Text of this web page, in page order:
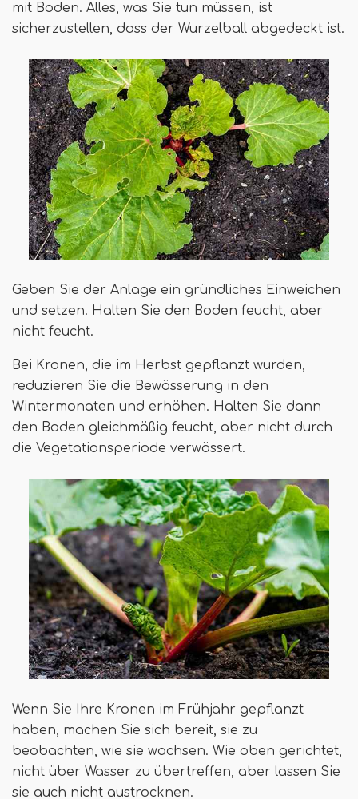
mit Boden. Alles, was Sie tun müssen, ist
sicherzustellen, dass der Wurzelball abgedeckt ist.
Geben Sie der Anlage ein gründliches Einweichen
und setzen. Halten Sie den Boden feucht, aber
nicht feucht.
Bei Kronen, die im Herbst gepflanzt wurden,
reduzieren Sie die Bewässerung in den
Wintermonaten und erhöhen. Halten Sie dann
den Boden gleichmäßig feucht, aber nicht durch
die Vegetationsperiode verwässert.
Wenn Sie Ihre Kronen im Frühjahr gepflanzt
haben, machen Sie sich bereit, sie zu
beobachten, wie sie wachsen. Wie oben gerichtet,
nicht über Wasser zu übertreffen, aber lassen Sie
sie auch nicht austrocknen.